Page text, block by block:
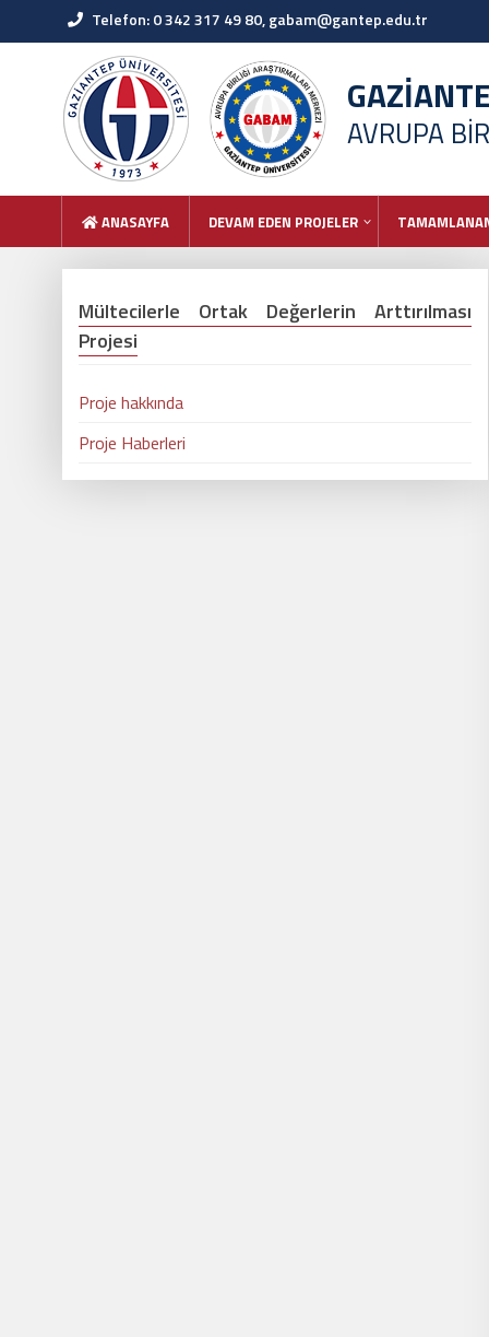
Telefon: 0 342 317 49 80, gabam@gantep.edu.tr
AVRUPA
ANASAYFA DEVAM EDEN PROJELER
Mültecilerle Ortak Değerlerin Arttırılması
Projesi
Proje hakkında
Proje Haberleri